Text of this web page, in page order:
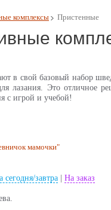
комплексы Пристенные
в свой базовый набор
лазания. Это отличное
с игрой и учебой!
мамочки"
сегодня/завтра На заказ